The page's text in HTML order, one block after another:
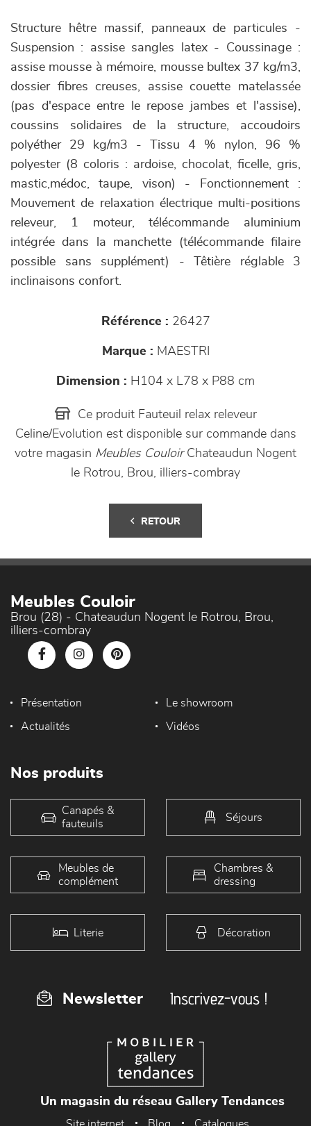
Structure hêtre massif, panneaux de particules -
Suspension : assise sangles latex - Coussinage :
assise mousse à mémoire, mousse bultex 37 kg/m3,
dossier fibres creuses, assise couette matelassée
(pas d'espace entre le repose jambes et l'assise),
coussins solidaires de la structure, accoudoirs
polyéther 29 kg/m3 - Tissu 4 % nylon, 96 %
polyester (8 coloris : ardoise, chocolat, ficelle, gris,
mastic,médoc, taupe, vison) - Fonctionnement :
Mouvement de relaxation électrique multi-positions
releveur, 1 moteur, télécommande aluminium
intégrée dans la manchette (télécommande filaire
possible sans supplément) - Têtière réglable 3
inclinaisons confort.
Référence : 26427
Marque : MAESTRI
Dimension : H104 x L78 x P88 cm
Ce produit Fauteuil relax releveur
Celine/Evolution est disponible sur commande dans
votre magasin Meubles CouloirChateaudun Nogent
le Rotrou, Brou, illiers-combray
RETOUR
Meubles Couloir
Brou (28) - Chateaudun Nogent le Rotrou, Brou,
illiers-combray
Présentation Le showroom
Actualités Vidéos
Nos produits
Canapés &
fauteuils
Séjours
Meubles de
complément
Chambres &
dressing
Literie Décoration
Newsletter Inscrivez-vous !
Un magasin du réseau Gallery Tendances